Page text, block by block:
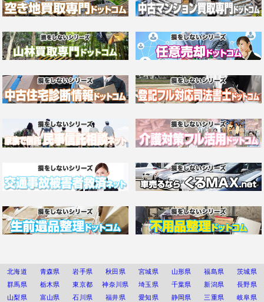
北海道 青森県 岩手県 秋田県 宮城県 山形県 福島県
茨城県
群馬県
栃木県 東京都 神奈川県 埼玉県 千葉県 新潟県
長野県
山梨県
富山県 石川県 福井県 愛知県 静岡県 三重県 岐阜県